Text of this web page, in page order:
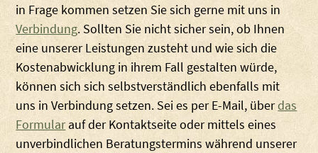
in Frage kommen setzen Sie sich gerne mit uns in
Verbindung. Sollten Sie nicht sicher sein, ob Ihnen
eine unserer Leistungen zusteht und wie sich die
Kostenabwicklung in ihrem Fall gestalten würde,
können sich sich selbstverständlich ebenfalls mit
uns in Verbindung setzen. Sei es per E-Mail, überdas
Formularauf der Kontaktseite oder mittels eines
unverbindlichen Beratungstermins während unserer